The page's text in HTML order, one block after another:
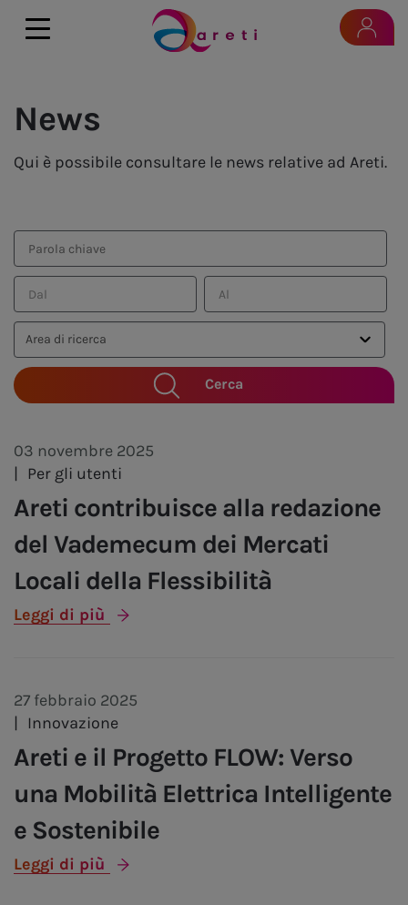
News
Qui è possibile consultare le news relative ad Areti.
03 novembre 2025
| Per gli utenti
Areti contribuisce alla redazione
del Vademecum dei Mercati
Locali della Flessibilità
Leggi di più
27 febbraio 2025
|
Innovazione
Areti e il Progetto FLOW: Verso
una Mobilità Elettrica Intelligente
e Sostenibile
Leggi di più